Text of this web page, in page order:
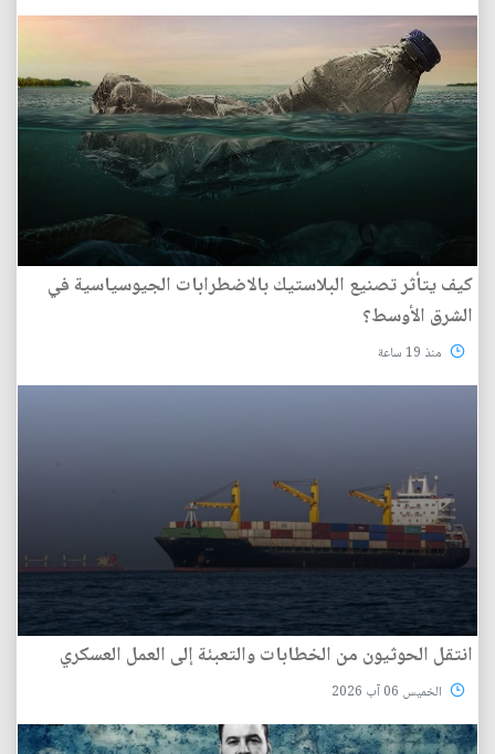
كيف يتأثر تصنيع البلاستيك بالاضطرابات الجيوسياسية في
الشرق الأوسط؟
منذ 19 ساعة
انتقل الحوثيون من الخطابات والتعبئة إلى العمل العسكري
الخميس 06 آب 2026